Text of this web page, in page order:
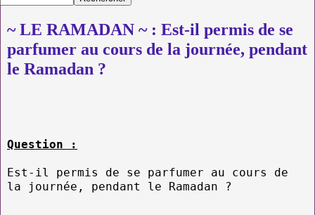
~ LE RAMADAN ~ : Est-il permis de se
parfumer au cours de la journée, pendant
le Ramadan ?
Question :
Est-il permis de se parfumer au cours de
la journée, pendant le Ramadan ?